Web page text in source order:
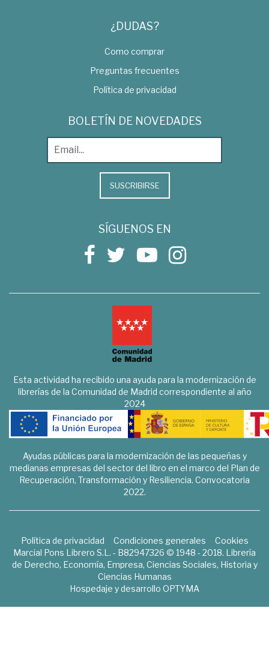
¿DUDAS?
Como comprar
Preguntas frecuentes
Política de privacidad
BOLETÍN DE NOVEDADES
SUSCRIBIRSE
SÍGUENOS EN
Esta actividad ha recibido una ayuda para la modernización de
librerías de la Comunidad de Madrid correspondiente al año
2024
Ayudas públicas para la modernización de las pequeñas y
medianas empresas del sector del libro en el marco del Plan de
Recuperación, Transformación y Resiliencia. Convocatoria
2022.
Política de privacidad Condiciones generales
Cookies
Marcial Pons Librero S.L. - B82947326 © 1948 - 2018. Librería
de Derecho, Economía, Empresa, Ciencias Sociales, Historia y
Ciencias Humanas
Hospedaje y desarrollo OPTYMA